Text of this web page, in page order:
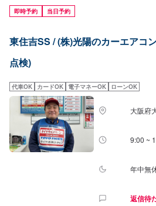
即時予約 当日予約
東住吉SS / (株)光陽のカーエアコ
点検)
代車OK カードOK 電子マネーOK ローンOK
大阪府
9:00 ~
年中無
返信待